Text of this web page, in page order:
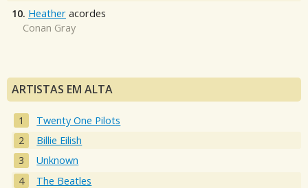
10. Heather acordes
Conan Gray
ARTISTAS EM ALTA
Twenty One Pilots
Billie Eilish
Unknown
The Beatles